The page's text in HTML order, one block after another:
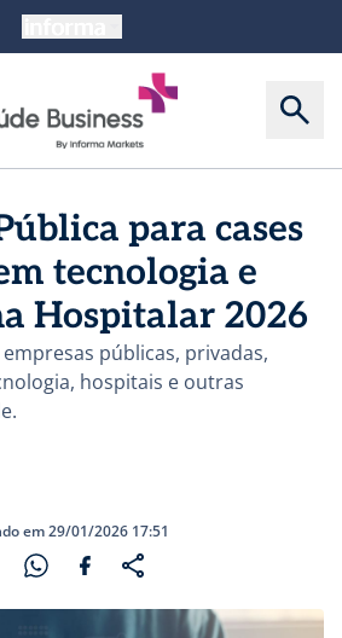
para cases
tecnologia e
Hospitalar 2026
públicas, privadas,
hospitais e outras
em 29/01/2026 17:51